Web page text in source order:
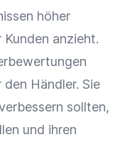
höher
anzieht.
den Händler. Sie
sollten,
und ihren